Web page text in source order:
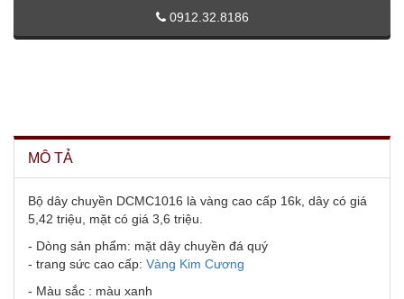
0912.32.8186
MÔ TẢ
Bộ dây chuyền DCMC1016 là vàng cao cấp 16k, dây có giá
5,42 triệu, mặt có giá 3,6 triệu.
- Dòng sản phẩm: mặt dây chuyền đá quý
- trang sức cao cấp: Vàng Kim Cương
- Màu sắc : màu xanh